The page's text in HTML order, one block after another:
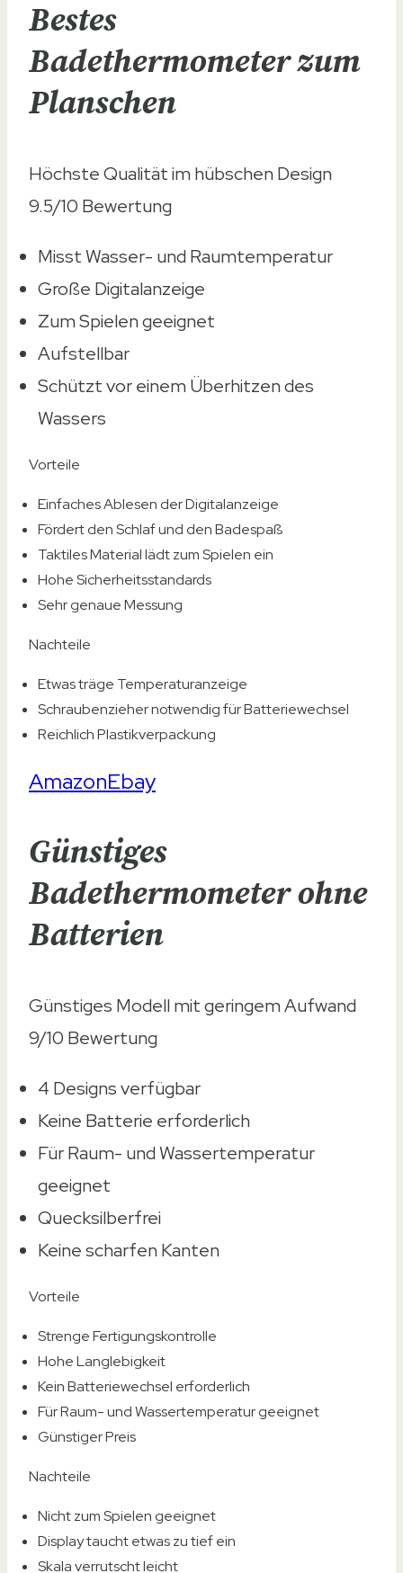
Bestes
Badethermometer zum
Planschen
Höchste Qualität im hübschen Design
9.5/10 Bewertung
Misst Wasser- und Raumtemperatur
Große Digitalanzeige
Zum Spielen geeignet
Aufstellbar
Schützt vor einem Überhitzen des
Wassers
Vorteile
Einfaches Ablesen der Digitalanzeige
Fördert den Schlaf und den Badespaß
Taktiles Material lädt zum Spielen ein
Hohe Sicherheitsstandards
Sehr genaue Messung
Nachteile
Etwas träge Temperaturanzeige
Schraubenzieher notwendig für Batteriewechsel
Reichlich Plastikverpackung
AmazonEbay
Günstiges
Badethermometer ohne
Batterien
Günstiges Modell mit geringem Aufwand
9/10 Bewertung
4 Designs verfügbar
Keine Batterie erforderlich
Für Raum- und Wassertemperatur
geeignet
Quecksilberfrei
Keine scharfen Kanten
Vorteile
Strenge Fertigungskontrolle
Hohe Langlebigkeit
Kein Batteriewechsel erforderlich
Für Raum- und Wassertemperatur geeignet
Günstiger Preis
Nachteile
Nicht zum Spielen geeignet
Display taucht etwas zu tief ein
Skala verrutscht leicht